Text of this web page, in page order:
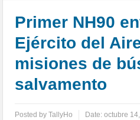
Primer NH90
Ejército del
misiones de
salvamento
Posted byTallyHo Date:octubre